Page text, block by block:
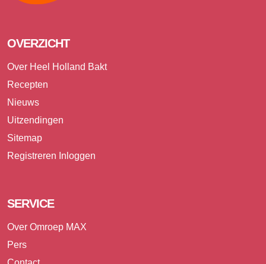
OVERZICHT
Over Heel Holland Bakt
Recepten
Nieuws
Uitzendingen
Sitemap
Registreren Inloggen
SERVICE
Over Omroep MAX
Pers